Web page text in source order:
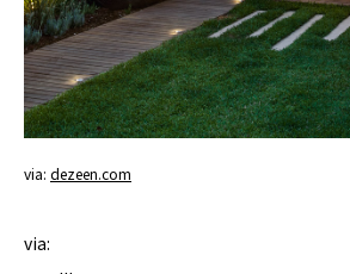
via: dezeen.com
via: